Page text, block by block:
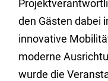
den Gästen dabei
innovative
moderne
wurde die